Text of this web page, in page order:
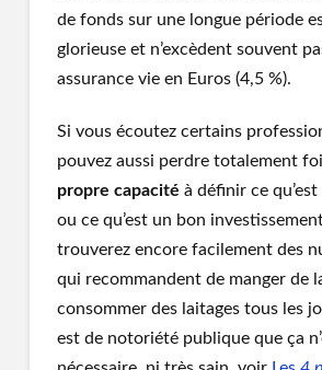
de fonds sur une longue période
glorieuse et n’excèdent souvent
assurance vie en Euros (4,5 %).
Si vous écoutez certains
pouvez aussi perdre totalement
propre capacité à définir ce
ou ce qu’est un bon
trouverez encore facilement des
qui recommandent de manger de
consommer des laitages tous les
est de notoriété publique que ça